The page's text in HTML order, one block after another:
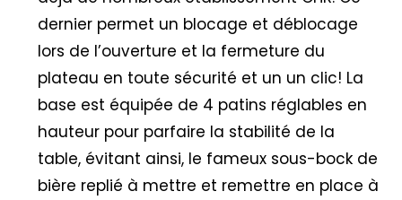
dernier permet un blocage et déblocage
lors de l’ouverture et la fermeture du
plateau en toute sécurité et un un clic! La
base est équipée de 4 patins réglables en
hauteur pour parfaire la stabilité de la
table, évitant ainsi, le fameux sous-bock de
bière replié à mettre et remettre en place à